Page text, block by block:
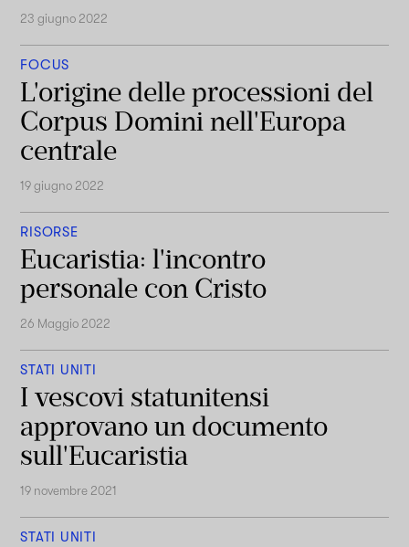
23 giugno 2022
FOCUS
L'origine delle processioni del
Corpus Domini nell'Europa
centrale
19 giugno 2022
RISORSE
Eucaristia: l'incontro
personale con Cristo
26 Maggio 2022
STATI UNITI
I vescovi statunitensi
approvano un documento
sull'Eucaristia
19 novembre 2021
STATI UNITI